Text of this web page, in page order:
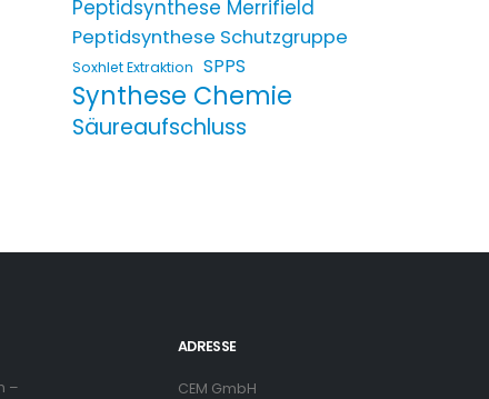
Peptidsynthese Merrifield
Peptidsynthese Schutzgruppe
Soxhlet Extraktion SPPS
Synthese Chemie
Säureaufschluss
–
ADRESSE
CEM GmbH